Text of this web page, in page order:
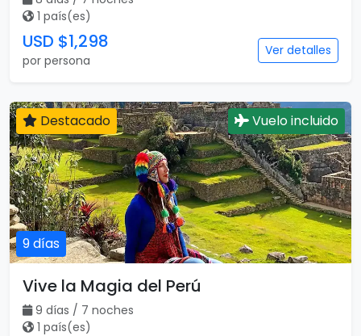
1 país(es)
USD $1,298
por persona
Ver detalles
9 días
Destacado Vuelo incluido
Vive la Magia del Perú
9 días / 7 noches
1 país(es)